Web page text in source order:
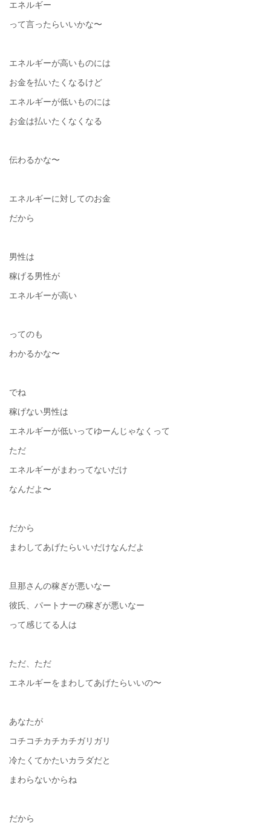
エネルギー
って言ったらいいかな〜
エネルギーが高いものには
お金を払いたくなるけど
エネルギーが低いものには
お金は払いたくなくなる
伝わるかな〜
エネルギーに対してのお金
だから
男性は
稼げる男性が
エネルギーが高い
ってのも
わかるかな〜
でね
稼げない男性は
エネルギーが低いってゆーんじゃなくって
ただ
エネルギーがまわってないだけ
なんだよ〜
だから
まわしてあげたらいいだけなんだよ
旦那さんの稼ぎが悪いなー
彼氏、パートナーの稼ぎが悪いなー
って感じてる人は
ただ、ただ
エネルギーをまわしてあげたらいいの〜
あなたが
コチコチカチカチガリガリ
冷たくてかたいカラダだと
まわらないからね
だから